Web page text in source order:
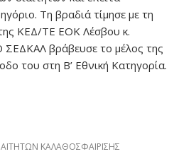
Τη βραδιά τίμησε με τη
ΚΕΔ/ΤΕ ΕΟΚ Λέσβου κ.
ΣΕΔΚΑΛ βράβευσε το μέλος της
του στη Β’ Εθνική Κατηγορία.
ΚΑΛΑΘΟΣΦΑΙΡΙΣΗΣ